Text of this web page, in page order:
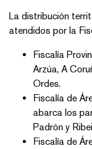
La distribución
atendidos por la
Fiscalía
Arzúa, A
Ordes.
Fiscalía de
abarca los
Padrón y
Fiscalía de